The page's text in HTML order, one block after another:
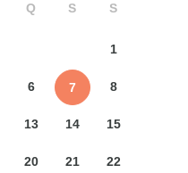
Q S S
1
6 7 8
13 14 15
20 21 22